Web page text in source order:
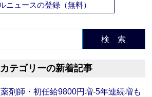
ニュースの登録（無料）
検 索
テゴリーの新着記事
剤師・初任給9800円増‐5年連続増も